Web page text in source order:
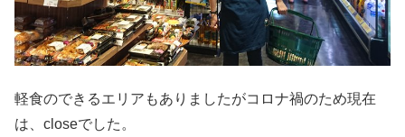
軽食のできるエリアもありましたがコロナ禍のため現在
は、closeでした。